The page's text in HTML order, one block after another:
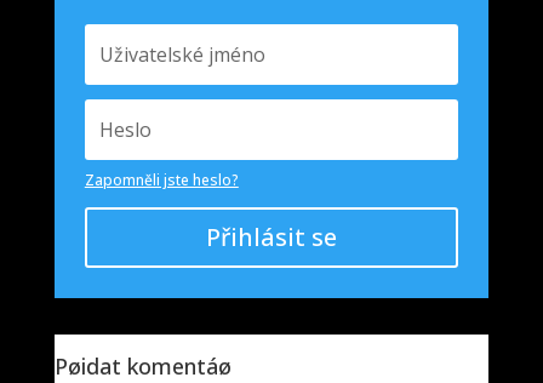
Zapomněli jste heslo?
Přihlásit se
Pøidat komentáø